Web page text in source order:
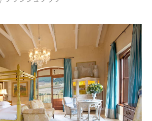
モデルプラン
& RESORTS
MAGELLAN's Choice
THE LOUNGE INSIGNIA